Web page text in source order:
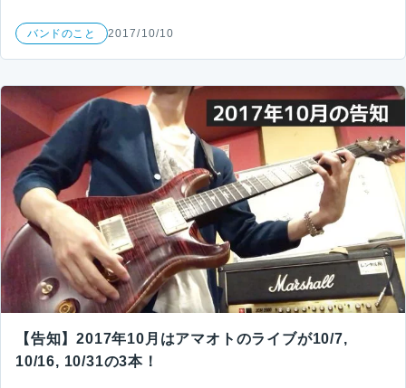
バンドのこと 2017/10/10
【告知】2017年10月はアマオトのライブが10/7,
10/16, 10/31の3本！